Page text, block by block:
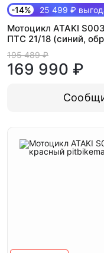
-14% 25 499 ₽
Мотоцикл ATAKI
ПТС 21/18 (синий,
195 489 ₽
169 990 ₽